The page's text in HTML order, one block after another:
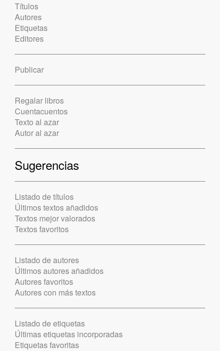
Títulos
Autores
Etiquetas
Editores
Publicar
Regalar libros
Cuentacuentos
Texto al azar
Autor al azar
Sugerencias
Listado de títulos
Últimos textos añadidos
Textos mejor valorados
Textos favoritos
Listado de autores
Últimos autores añadidos
Autores favoritos
Autores con más textos
Listado de etiquetas
Últimas etiquetas incorporadas
Etiquetas favoritas